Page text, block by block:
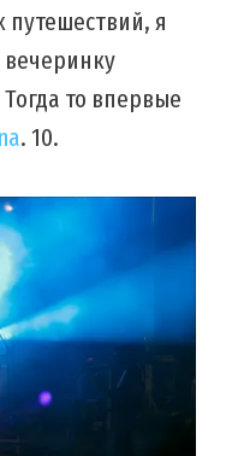
путешествий, я
то впервые
. 10.